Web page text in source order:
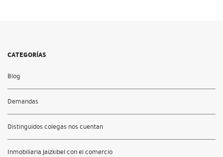
CATEGORÍAS
Blog
Demandas
Distinguidos colegas nos cuentan
Inmobiliaria Jaizkibel con el comercio